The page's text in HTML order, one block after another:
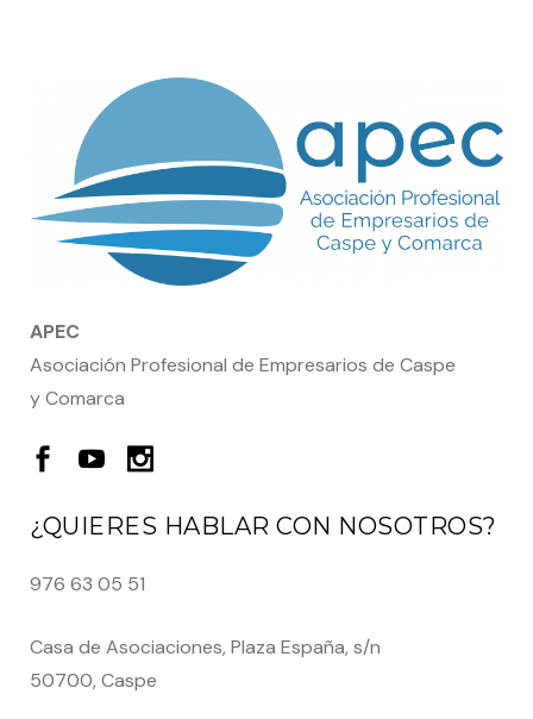
APEC
Asociación Profesional de Empresarios de Caspe
y Comarca
¿QUIERES HABLAR CON NOSOTROS?
976 63 05 51
Casa de Asociaciones, Plaza España, s/n
50700, Caspe